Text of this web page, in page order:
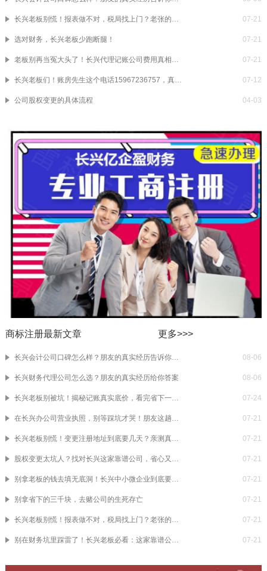
长兴老板别慌！报表做不对，税局找上门？老张的翻盘实录 07-21
选对财务，长兴老板少跑断腿！ 07-21
老板别再当冤大头了！长兴代理记账公司费用真相，看完省下一辆车钱 07-21
长兴老板们！账房先生这个电话15967236757，真能救命 07-12
公司股权变更的具体流程 04-03
商标注册最新文章 更多>>>
长兴会计公司口碑怎么样？朋友的真实经历告诉你答案 08-06
长兴财务代理公司怎么选？朋友的真实经历给你答案 08-06
长兴老板别被坑！揭秘记账真实底价，看完省下一半冤枉钱 07-24
在长兴办公司营业执照，别等踩坑才哭！朋友这趟折腾，把真相全抖出来了 07-21
长兴老板别慌！变更注册地址到底要几天？亲测真相大揭秘 07-21
股权变更太坑人？找对长兴这家靠谱公司，省心又省钱！ 07-21
别拿老板的钱去填无底洞！长兴中小微企业到底要不要找记账？ 07-21
别拿省下的三千块，去赌公司的生死存亡 07-21
长兴老板别慌！报表做不对，税局找上门？老张的翻盘实录 07-21
别在财务坑里踩雷了！长兴老板必看：这家靠谱公司正搞大动作，省下的全是真金白银 07-21